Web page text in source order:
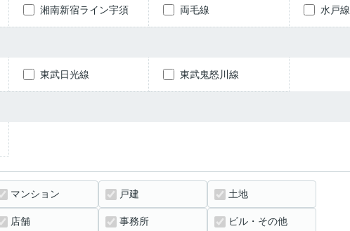
湘南新宿ライン宇須 両毛線 水戸線
東武日光線 東武鬼怒川線
マンション 戸建 土地
店舗 事務所 ビル・その他